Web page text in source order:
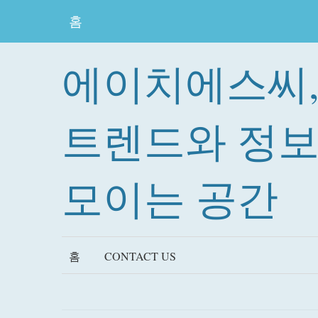
홈
에이치에스
트렌드와 정
모이는 공간
홈 CONTACT US